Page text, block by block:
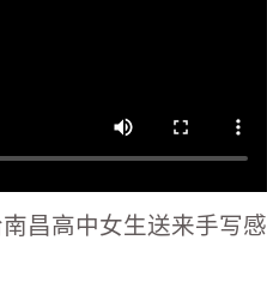
昌高中女生送来手写感